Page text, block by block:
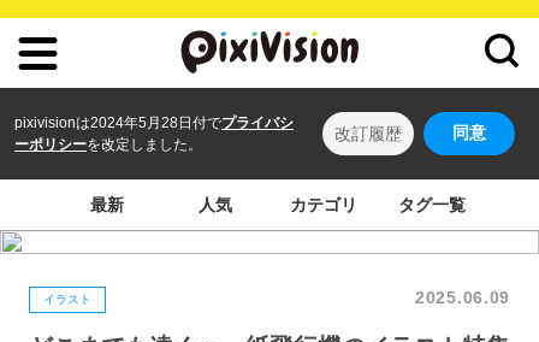
pixivisionは2024年5月28日付でプライバシ
ーポリシーを改定しました。
改訂履歴 同意
最新 人気 カテゴリ タグ一覧
イラスト 2025.06.09